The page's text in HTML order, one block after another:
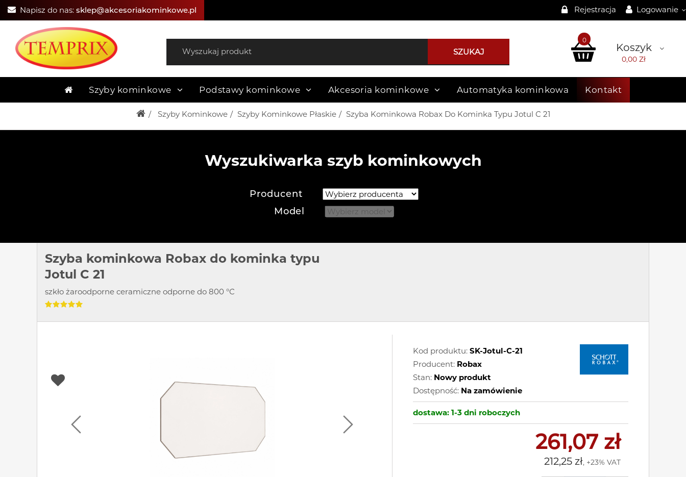
Rejestracja Logowanie
Napisz do nas: sklep@akcesoriakominkowe.pl
Koszyk
0
0,00 Zł
SZUKAJ
Szyby kominkowe Podstawy kominkowe Akcesoria kominkowe Automatyka kominkowa Kontakt
Szyby Kominkowe Szyby Kominkowe Płaskie Szyba Kominkowa Robax Do Kominka Typu Jotul C 21
Wyszukiwarka szyb kominkowych
Producent
Model
Szyba kominkowa Robax do kominka typu
Jotul C 21
szkło żaroodporne ceramiczne odporne do 800 °C
Kod produktu: SK-Jotul-C-21
Producent: Robax
Stan: Nowy produkt
Dostępność: Na zamówienie
dostawa: 1-3 dni roboczych
261,07 zł
212,25 zł, +23% VAT